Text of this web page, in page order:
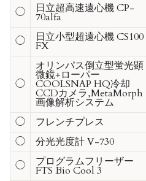
◯ 日立超高速遠心機 CP-
70alfa
◯ 日立小型超遠心機 CS100
FX
◯
オリンパス倒立型蛍光顕
微鏡+ローパー
COOLSNAP HQ冷却
CCDカメラ,MetaMorph
画像解析システム
◯ フレンチプレス
◯
分光光度計 V-730
◯
プログラムフリーザー
FTS Bio Cool 3